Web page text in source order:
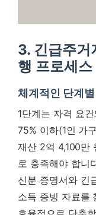
3. 긴급주거
행 프로세스
체계적인 단계
1단계는 자격 요
75% 이하(1인 가
재산 2억 4,100만
로 충족해야 합니
신분 증명서와 긴
소득 증빙 자료를